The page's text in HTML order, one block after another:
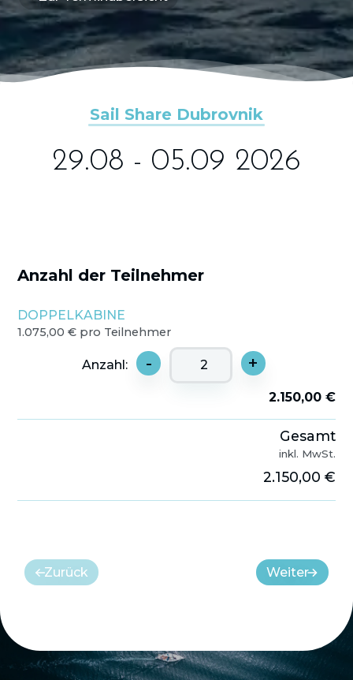
Sail Share Dubrovnik
29.08 - 05.09 2026
Anzahl der Teilnehmer
DOPPELKABINE
1.075,00 € pro Teilnehmer
Anzahl: - +
2.150,00 €
Gesamt
inkl. MwSt.
2.150,00 €
Zurück Weiter